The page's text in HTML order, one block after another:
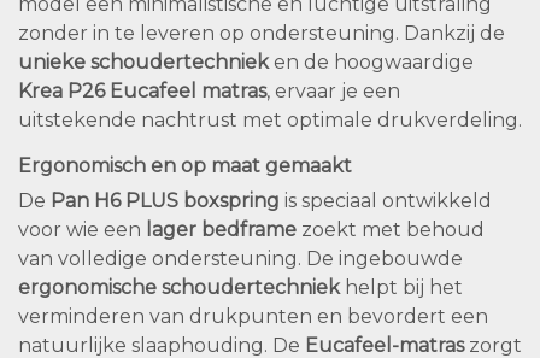
zonder in te leveren op ondersteuning. Dankzij de
unieke schoudertechnieken de hoogwaardige
Krea P26 Eucafeel matras, ervaar je een
uitstekende nachtrust met optimale drukverdeling.
Ergonomisch en op maat gemaakt
De Pan H6 PLUS boxspring is speciaal ontwikkeld
voor wie een lager bedframe zoekt met behoud
van volledige ondersteuning. De ingebouwde
ergonomische schoudertechniekhelpt bij het
verminderen van drukpunten en bevordert een
natuurlijke slaaphouding. De Eucafeel-matraszorgt